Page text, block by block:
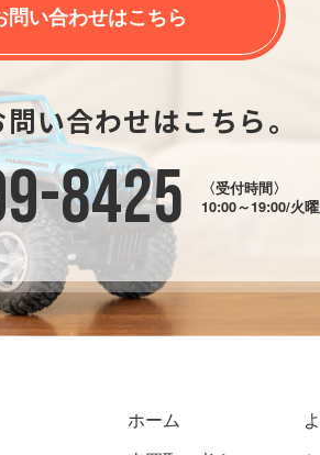
問い合わせはこちら
い合わせはこちら。
8425
〈受付時間〉
10:00～19:00/火
ホーム